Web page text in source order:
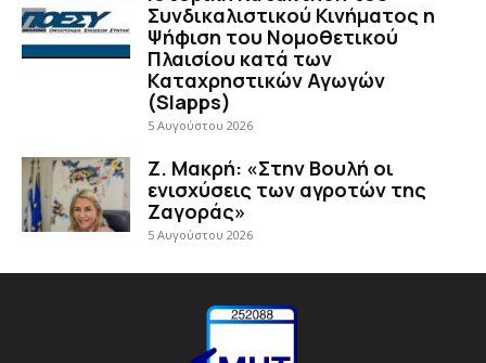
Συνδικαλιστικού Κινήματος η
Ψήφιση του Νομοθετικού
Πλαισίου κατά των
Καταχρηστικών Αγωγών
(Slapps)
5 Αυγούστου 2026
Ζ. Μακρή: «Στην Βουλή οι
ενισχύσεις των αγροτών της
Ζαγοράς»
5 Αυγούστου 2026